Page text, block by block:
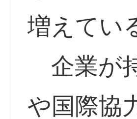
増えてい
企業が
や国際協